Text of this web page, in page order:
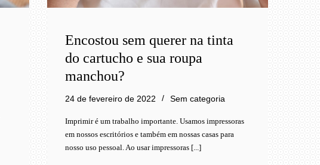
Encostou sem querer na tinta
do cartucho e sua roupa
manchou?
24 de fevereiro de 2022 Sem categoria
Imprimir é um trabalho importante. Usamos impressoras
em nossos escritórios e também em nossas casas para
nosso uso pessoal. Ao usar impressoras [...]